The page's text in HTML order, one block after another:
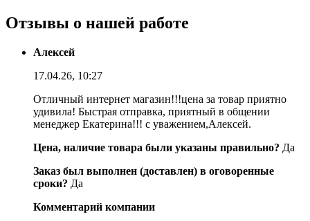
Отзывы о нашей работе
Алексей
17.04.26, 10:27
Отличный интернет магазин!!!цена за товар приятно
удивила! Быстрая отправка, приятный в общении
менеджер Екатерина!!! с уважением,Алексей.
Цена, наличие товара были указаны правильно? Да
Заказ был выполнен (доставлен) в оговоренные
сроки? Да
Комментарий компании